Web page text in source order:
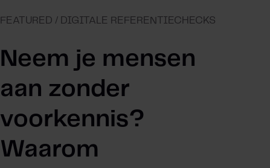
FEATURED / DIGITALE REFERENTIECHECKS
Neem je mensen
aan zonder
voorkennis?
Waarom